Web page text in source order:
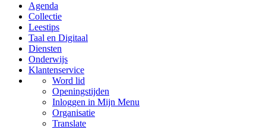
Agenda
Collectie
Leestips
Taal en Digitaal
Diensten
Onderwijs
Klantenservice
Word lid
Openingstijden
Inloggen in Mijn Menu
Organisatie
Translate